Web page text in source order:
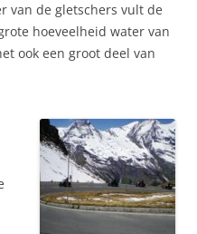
van de gletschers vult de
hoeveelheid water van
ook een groot deel van